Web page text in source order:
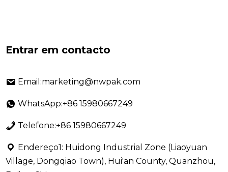
Entrar em contacto
Email:marketing@nwpak.com
WhatsApp:+86 15980667249
Telefone:+86 15980667249
Endereço1: Huidong Industrial Zone (Liaoyuan
Village, Dongqiao Town), Hui'an County, Quanzhou,